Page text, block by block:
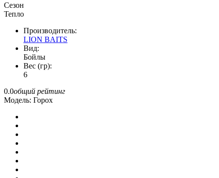
Сезон
Тепло
Производитель:
LION BAITS
Вид:
Бойлы
Вес (гр):
6
0.0общий рейтинг
Модель: Горох